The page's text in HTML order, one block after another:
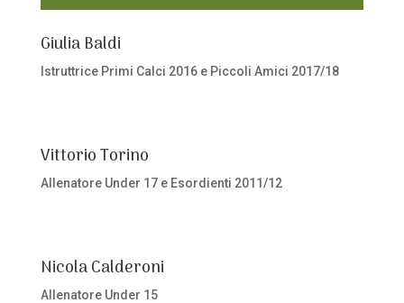
Giulia Baldi
Istruttrice Primi Calci 2016 e Piccoli Amici 2017/18
Vittorio Torino
Allenatore Under 17 e Esordienti 2011/12
Nicola Calderoni
Allenatore Under 15